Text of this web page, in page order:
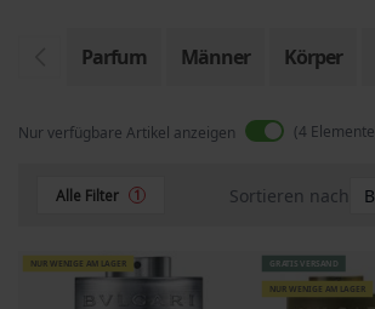
Parfum Männer Körper
Nur verfügbare Artikel anzeigen 4 Elemente
Alle Filter 1 Sortieren nach
NUR WENIGE AM LAGER GRATIS VERSAND
NUR WENIGE AM LAGER